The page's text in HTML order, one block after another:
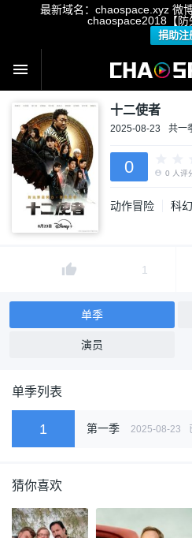
最新域名：chaospace.xyz 微
chaospace2018【防
捐助注
十二使者
2025-08-23 共一
动作冒险 科
1
单季
演员
单季列表
1 第一季 2025-08-23
猜你喜欢